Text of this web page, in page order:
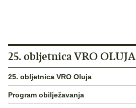
25. obljetnica VRO OLUJA
25. obljetnica VRO Oluja
Program obilježavanja